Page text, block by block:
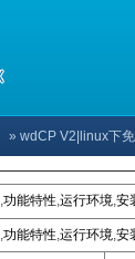
» wdCP V2|linux下
,功能特性,运行环境,安
,功能特性,运行环境,安